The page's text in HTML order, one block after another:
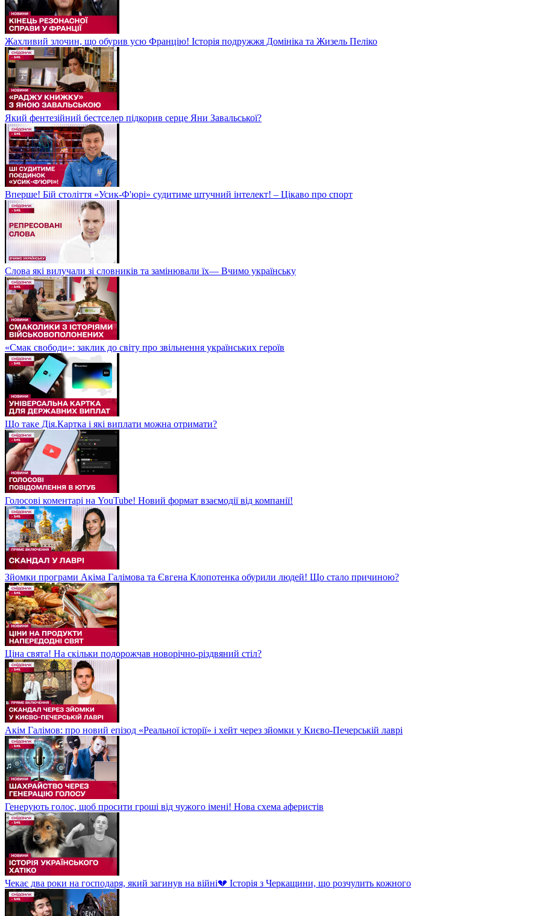
Жахливий злочин, що обурив усю Францію! Історія подружжя Домініка та Жизель Пеліко
Який фентезійний бестселер підкорив серце Яни Завальської?
Вперше! Бій століття «Усик-Ф'юрі» судитиме штучний інтелект! – Цікаво про спорт
Слова які вилучали зі словників та замінювали їх— Вчимо українську
«Смак свободи»: заклик до світу про звільнення українських героїв
Що таке Дія.Картка і які виплати можна отримати?
Голосові коментарі на YouTube! Новий формат взаємодії від компанії!
Зйомки програми Акіма Галімова та Євгена Клопотенка обурили людей! Що стало причиною?
Ціна свята! На скільки подорожчав новорічно-різдвяний стіл?
Акім Галімов: про новий епізод «Реальної історії» і хейт через зйомки у Києво-Печерській лаврі
Генерують голос, щоб просити гроші від чужого імені! Нова схема аферистів
Чекає два роки на господаря, який загинув на війні💔 Історія з Черкащини, що розчулить кожного